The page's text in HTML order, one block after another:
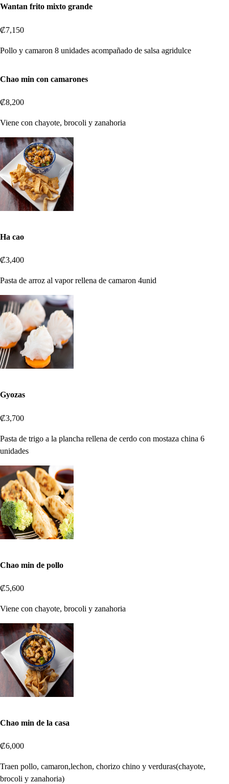
Wantan frito mixto grande
₡7,150
Pollo y camaron 8 unidades acompañado de salsa agridulce
Chao min con camarones
₡8,200
Viene con chayote, brocoli y zanahoria
Ha cao
₡3,400
Pasta de arroz al vapor rellena de camaron 4unid
Gyozas
₡3,700
Pasta de trigo a la plancha rellena de cerdo con mostaza china 6
unidades
Chao min de pollo
₡5,600
Viene con chayote, brocoli y zanahoria
Chao min de la casa
₡6,000
Traen pollo, camaron,lechon, chorizo chino y verduras(chayote,
brocoli y zanahoria)